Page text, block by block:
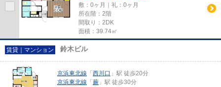
敷：0ヶ月｜礼：0ヶ月
所在階：2階
間取り：2DK
面積：39.74㎡
賃貸｜マンション 鈴木ビル
京浜東北線 「 西川口 」駅 徒歩20分
京浜東北線 「 蕨 」駅 徒歩30分